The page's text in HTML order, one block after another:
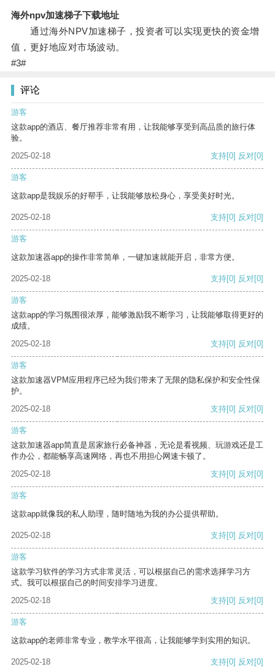
海外npv加速梯子下载地址
通过海外NPV加速梯子，投资者可以实现更快的资金增
值，更好地应对市场波动。
#3#
评论
游客
这款app的酒店、餐厅推荐非常有用，让我能够享受到高品质的旅行体
验。
2025-02-18
支持[0] 反对[0]
游客
这款app是我娱乐的好帮手，让我能够放松身心，享受美好时光。
2025-02-18 支持[0] 反对[0]
游客
这款加速器app的操作非常简单，一键加速就能开启，非常方便。
2025-02-18 支持[0] 反对[0]
游客
这款app的学习氛围很浓厚，能够激励我不断学习，让我能够取得更好的
成绩。
2025-02-18
支持[0] 反对[0]
游客
这款加速器VPM应用程序已经为我们带来了无限的隐私保护和安全性保
护。
2025-02-18
支持[0] 反对[0]
游客
这款加速器app简直是居家旅行必备神器，无论是看视频、玩游戏还是工
作办公，都能畅享高速网络，再也不用担心网速卡顿了。
2025-02-18
支持[0] 反对[0]
游客
这款app就像我的私人助理，随时随地为我的办公提供帮助。
2025-02-18 支持[0] 反对[0]
游客
这款学习软件的学习方式非常灵活，可以根据自己的需求选择学习方
式。我可以根据自己的时间安排学习进度。
2025-02-18
支持[0] 反对[0]
游客
这款app的老师非常专业，教学水平很高，让我能够学到实用的知识。
2025-02-18 支持[0] 反对[0]